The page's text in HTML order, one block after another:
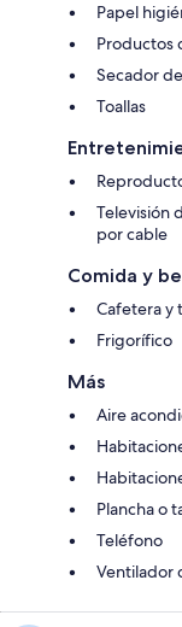
Papel
Productos
Secador
Toallas
Televisión
por cable
Comida y
Cafetera y
Frigorífico
Más
Aire
Plancha o
Teléfono
Ventilador